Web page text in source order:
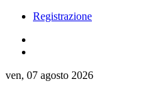
Registrazione
ven, 07 agosto 2026